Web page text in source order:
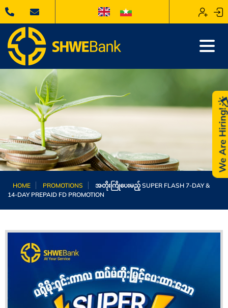
HOME PROMOTIONS
အတိုးကြိုပေးမည့် SUPER FLASH 7-DAY &
14-DAY PREPAID FD PROMOTION
We Are Hiring!